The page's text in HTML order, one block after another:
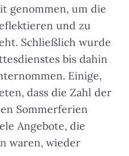
genommen, um die
und zu
Schließlich wurde
bis dahin
Einige,
dass die Zahl der
Sommerferien
Angebote, die
waren, wieder